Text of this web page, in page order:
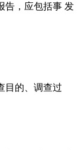
告，应包括事 发
目的、调查过